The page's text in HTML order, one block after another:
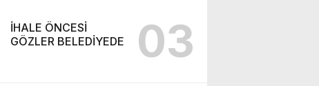
İHALE ÖNCESİ
GÖZLER BELEDİYEDE
03